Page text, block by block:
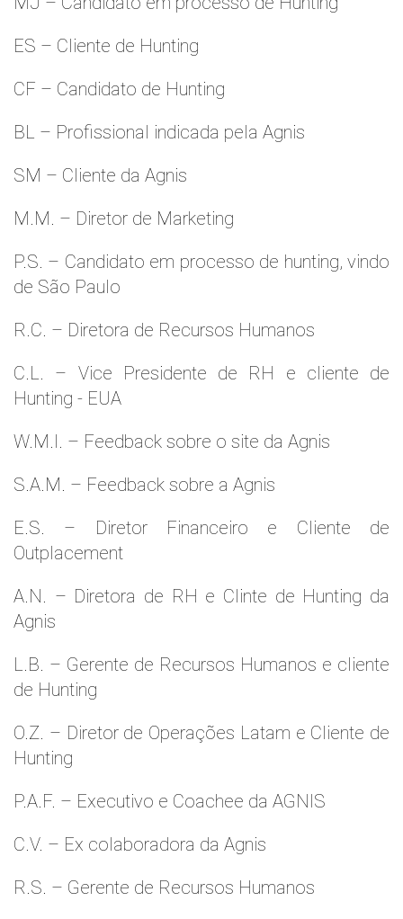
ES – Cliente de Hunting
CF – Candidato de Hunting
BL – Profissional indicada pela Agnis
SM – Cliente da Agnis
M.M. – Diretor de Marketing
P.S. – Candidato em processo de hunting, vindo
de São Paulo
R.C. – Diretora de Recursos Humanos
C.L. – Vice Presidente de RH e cliente de
Hunting - EUA
W.M.l. – Feedback sobre o site da Agnis
S.A.M. – Feedback sobre a Agnis
E.S. – Diretor Financeiro e Cliente de
Outplacement
A.N. – Diretora de RH e Clinte de Hunting da
Agnis
L.B. – Gerente de Recursos Humanos e cliente
de Hunting
O.Z. – Diretor de Operações Latam e Cliente de
Hunting
P.A.F. – Executivo e Coachee da AGNIS
C.V. – Ex colaboradora da Agnis
R.S. – Gerente de Recursos Humanos